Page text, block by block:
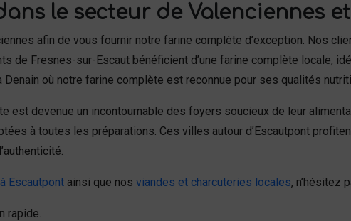
le secteur de Valenciennes
afin de vous fournir notre farine complète d’exception. Nos
de Fresnes-sur-Escaut bénéficient d’une farine complète locale,
où notre farine complète est reconnue pour ses qualités
est devenue un incontournable des foyers soucieux de leur
à toutes les préparations. Ces villes autour d’Escautpont
Escautpont ainsi que nos viandes et charcuteries locales, n’hésitez
rapide.